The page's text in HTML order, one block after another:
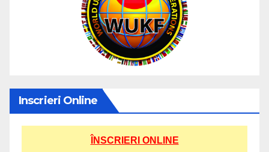
Inscrieri Online
ÎNSCRIERI ONLINE